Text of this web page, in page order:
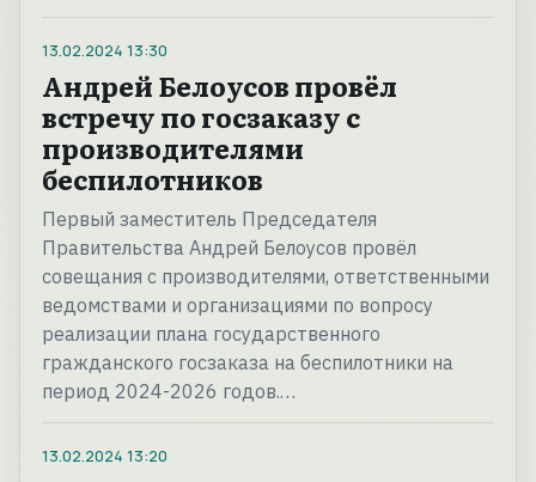
13.02.2024 13:30
Андрей Белоусов провёл
встречу по госзаказу с
производителями
беспилотников
Первый заместитель Председателя
Правительства Андрей Белоусов провёл
совещания с производителями, ответственными
ведомствами и организациями по вопросу
реализации плана государственного
гражданского госзаказа на беспилотники на
период 2024-2026 годов.…
13.02.2024 13:20